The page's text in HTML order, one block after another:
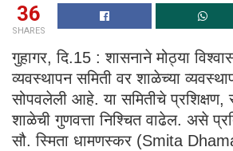
36
SHARES
गुहागर, दि.15 : शासनाने मोठ्या
व्यवस्थापन समिती वर शाळेच्या
सोपवलेली आहे. या समितीचे प्रशिक्षण,
शाळेची गुणवत्ता निश्चित वाढेल. असे
सौ. स्मिता धामणस्कर (Smita